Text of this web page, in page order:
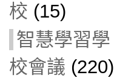
校 (15)
智慧學習學
校會議 (220)